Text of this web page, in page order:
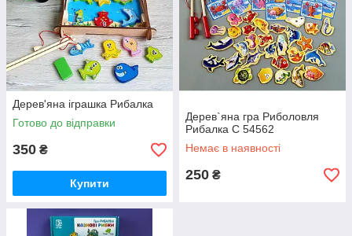
Дерев'яна іграшка Рибалка
Готово до відправки
350 ₴
Купити
Дерев`яна гра Риболовля
Рибалка C 54562
Немає в наявності
250 ₴